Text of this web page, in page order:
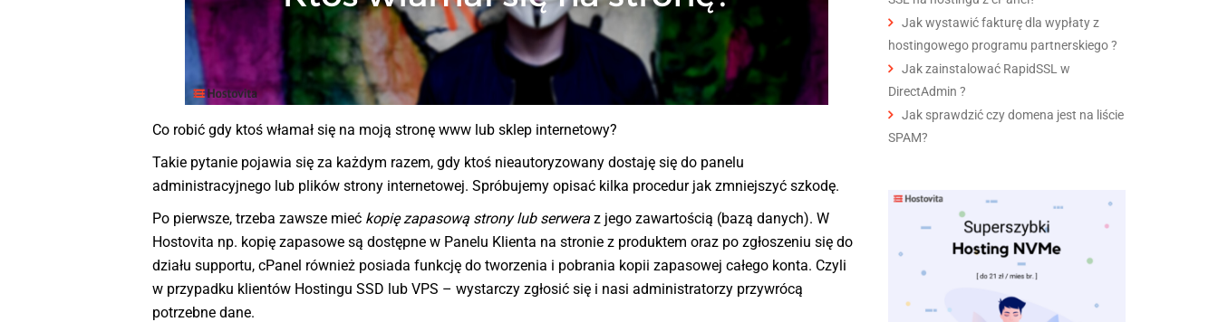
Co robić gdy ktoś włamał się na moją stronę www lub sklep internetowy?
Takie pytanie pojawia się za każdym razem, gdy ktoś nieautoryzowany dostaję się do panelu
administracyjnego lub plików strony internetowej. Spróbujemy opisać kilka procedur jak zmniejszyć szkodę.
Po pierwsze, trzeba zawsze mieć kopię zapasową strony lub serwera z jego zawartością (bazą danych). W
Hostovita np. kopię zapasowe są dostępne w Panelu Klienta na stronie z produktem oraz po zgłoszeniu się do
działu supportu, cPanel również posiada funkcję do tworzenia i pobrania kopii zapasowej całego konta. Czyli
w przypadku klientów Hostingu SSD lub VPS – wystarczy zgłosić się i nasi administratorzy przywrócą
potrzebne dane.
Jak wystawić fakturę dla wypłaty z
hostingowego programu partnerskiego ?
Jak zainstalować RapidSSL w
DirectAdmin ?
Jak sprawdzić czy domena jest na liście
SPAM?